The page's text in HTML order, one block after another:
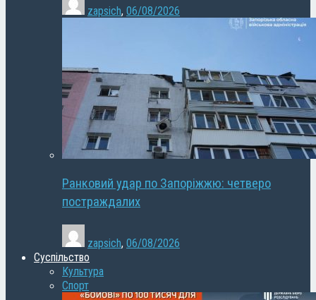
zapsich, 06/08/2026
Ранковий удар по Запоріжжю: четверо
постраждалих
zapsich, 06/08/2026
Суспільство
Культура
Спорт